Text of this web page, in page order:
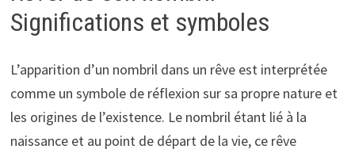
Significations et symboles
L’apparition d’un nombril dans un rêve est interprétée
comme un symbole de réflexion sur sa propre nature et
les origines de l’existence. Le nombril étant lié à la
naissance et au point de départ de la vie, ce rêve